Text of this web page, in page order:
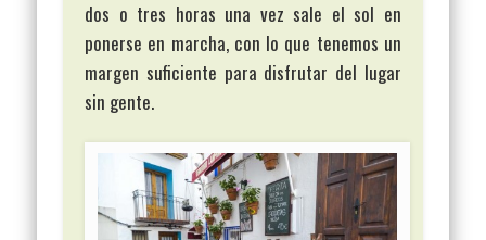
dos o tres horas una vez sale el sol en
ponerse en marcha, con lo que tenemos un
margen suficiente para disfrutar del lugar
sin gente.